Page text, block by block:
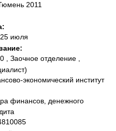
2011
25 июля
, Заочное отделение ,
экономический институт
финансов, денежного